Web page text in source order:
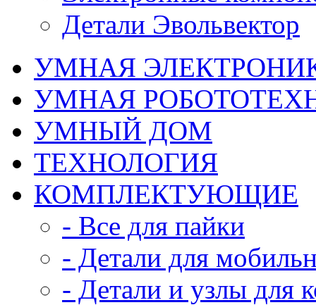
Детали Эвольвектор
УМНАЯ
УМНАЯ
УМНЫЙ ДОМ
ТЕХНОЛОГИЯ
КОМПЛЕКТУЮЩИЕ
- Все для пайки
- Детали для
- Детали и узлы для